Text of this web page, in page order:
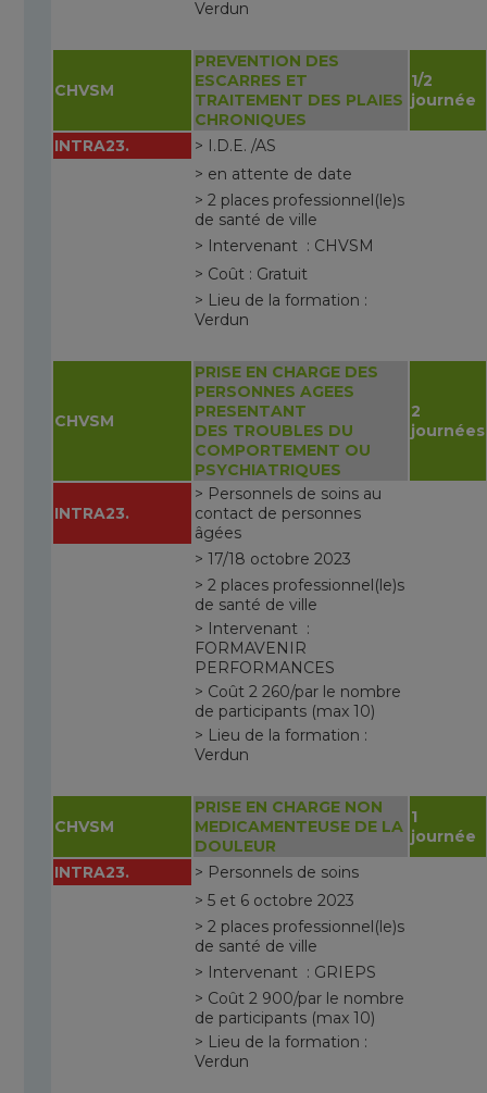
Verdun
CHVSM
PREVENTION DES
ESCARRES ET
TRAITEMENT DES PLAIES
CHRONIQUES
1/2
journée
INTRA23.
> I.D.E. /AS
> en attente de date
> 2 places professionnel(le)s
de santé de ville
> Intervenant : CHVSM
> Coût : Gratuit
> Lieu de la formation :
Verdun
CHVSM
PRISE EN CHARGE DES
PERSONNES AGEES
PRESENTANT
DES TROUBLES DU
COMPORTEMENT OU
PSYCHIATRIQUES
2
journées
INTRA23.
> Personnels de soins au
contact de personnes
âgées
> 17/18 octobre 2023
> 2 places professionnel(le)s
de santé de ville
> Intervenant :
FORMAVENIR
PERFORMANCES
> Coût 2 260/par le nombre
de participants (max 10)
> Lieu de la formation :
Verdun
CHVSM
PRISE EN CHARGE NON
MEDICAMENTEUSE DE LA
DOULEUR
1
journée
INTRA23.
> Personnels de soins
> 5 et 6 octobre 2023
> 2 places professionnel(le)s
de santé de ville
> Intervenant : GRIEPS
> Coût 2 900/par le nombre
de participants (max 10)
> Lieu de la formation :
Verdun